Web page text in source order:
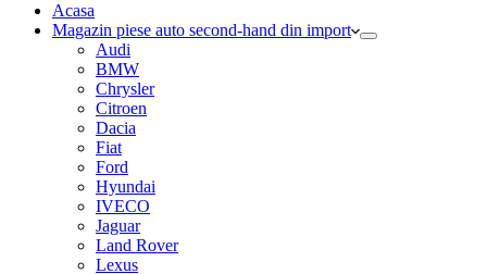
cumpărături
Acasa
Magazin piese auto second-hand din import
Audi
BMW
Chrysler
Citroen
Dacia
Fiat
Ford
Hyundai
IVECO
Jaguar
Land Rover
Lexus